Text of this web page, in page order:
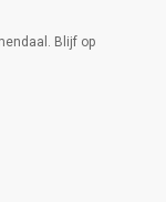
Blijf op